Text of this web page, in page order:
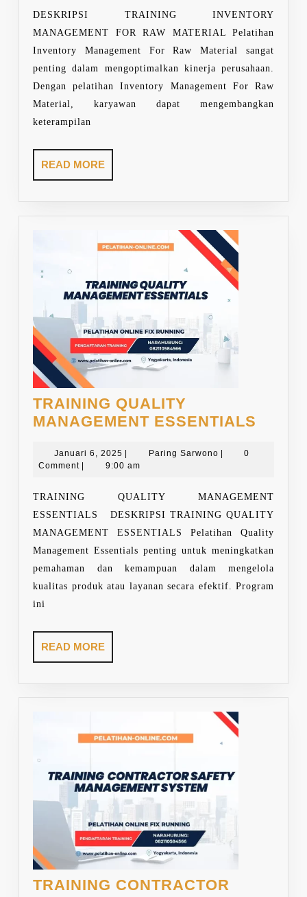
RAW
MATERIAL
DESKRIPSI TRAINING INVENTORY
MANAGEMENT FOR RAW MATERIAL Pelatihan
Inventory Management For Raw Material sangat
penting dalam mengoptimalkan kinerja perusahaan.
Dengan pelatihan Inventory Management For Raw
Material, karyawan dapat mengembangkan
keterampilan
READ MOREREAD
MORE
TRAINING QUALITY
MANAGEMENT ESSENTIALS
Januari 6, 2025 Januari
6,
| Paring SarwonoParing
|
0
Comment | 9:00 am
TRAINING QUALITY MANAGEMENT
ESSENTIALS DESKRIPSI TRAINING QUALITY
MANAGEMENT ESSENTIALS Pelatihan Quality
Management Essentials penting untuk meningkatkan
pemahaman dan kemampuan dalam mengelola
kualitas produk atau layanan secara efektif. Program
ini
READ MOREREAD
MORE
TRAINING CONTRACTOR